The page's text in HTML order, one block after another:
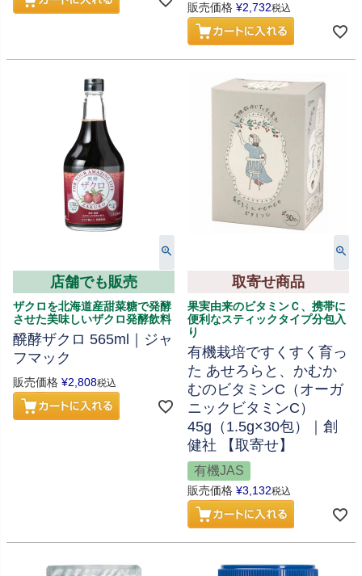
販売価格 ¥2,732税込
店舗でも販売
ザクロを北海道産甜菜糖で発酵
させた美味しいザクロ発酵飲料
醗酵ザクロ 565ml｜ジャ
フマック
販売価格 ¥2,808税込
取寄せ商品
果実由来のビタミンＣ、携帯に
便利なスティックタイプ分包入
り
有機栽培ですくすく育っ
た あせろらと、かむか
むのビタミンC（オーガ
ニックビタミンC）
45g（1.5g×30包）｜創
健社 【取寄せ】
有機JAS
販売価格 ¥3,132税込